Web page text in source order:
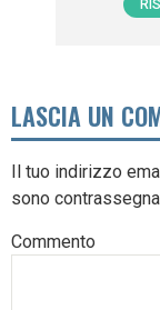
LASCIA UN
Il tuo indirizzo
sono
Commento